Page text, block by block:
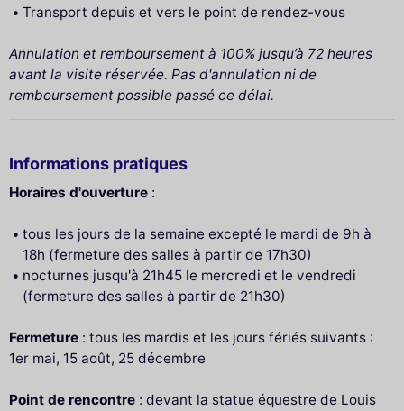
Transport depuis et vers le point de rendez-vous
Annulation et remboursement à 100% jusqu’à 72 heures
avant la visite réservée. Pas d'annulation ni de
remboursement possible passé ce délai.
Informations pratiques
Horaires d'ouverture :
tous les jours de la semaine excepté le mardi de 9h à
18h (fermeture des salles à partir de 17h30)
nocturnes jusqu'à 21h45 le mercredi et le vendredi
(fermeture des salles à partir de 21h30)
Fermeture : tous les mardis et les jours fériés suivants :
1er mai, 15 août, 25 décembre
Point de rencontre : devant la statue équestre de Louis